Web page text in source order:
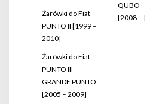
Żarówki do Fiat
PUNTO II [1999 –
2010]
Żarówki do Fiat
PUNTO III
GRANDE PUNTO
[2005 – 2009]
QUBO
[2008 – ]